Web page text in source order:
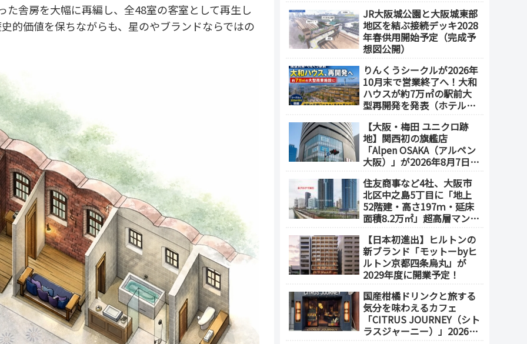
舎房を大幅に再編し、全48室の客室として再生し
的価値を保ちながらも、星のやブランドならではの
業施設も開発へ【2032年以
降開業】
JR大阪城公園と大阪城東部
地区を結ぶ接続デッキ2028
年春供用開始予定（完成予
想図公開）
りんくうシークルが2026年
10月末で営業終了へ！大和
ハウスが約7万㎡の駅前大
型再開発を発表（ホテル開
【大阪・梅田 ユニクロ跡
地】関西初の旗艦店
「Alpen OSAKA（アルペン
大阪）」が2026年8月7日オ
の体験型スポーツ専門店が
誕生
住友商事など4社、大阪市
北区中之島5丁目に「地上
52階建・高さ197ｍ・延床
面積8.2万㎡」超高層マンシ
竣工
【日本初進出】ヒルトンの
新ブランド「モットーbyヒ
ルトン京都四条烏丸」が
2029年度に開業予定！
国産柑橘ドリンクと旅する
気分を味わえるカフェ
「CITRUS JOURNEY（シト
ラスジャーニー）」2026年